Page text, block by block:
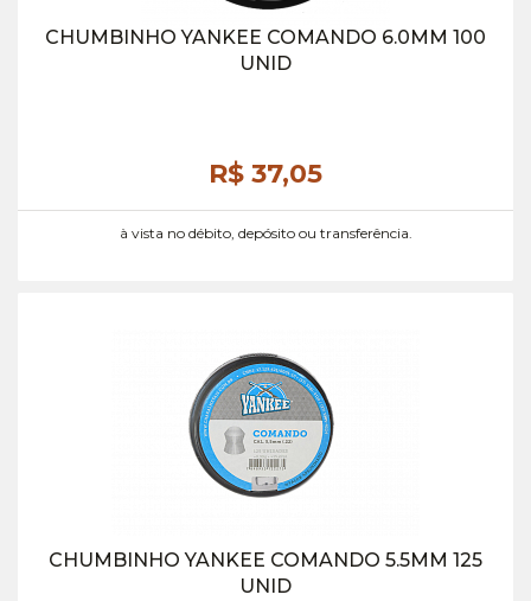
CHUMBINHO YANKEE COMANDO 6.0MM 100
UNID
R$ 37,05
à vista no débito, depósito ou transferência.
CHUMBINHO YANKEE COMANDO 5.5MM 125
UNID